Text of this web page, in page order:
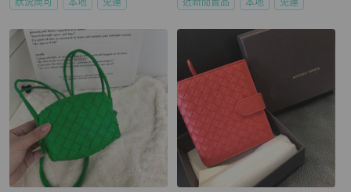
狀況尚可 本地 免運 近新閒置品 本地 免運